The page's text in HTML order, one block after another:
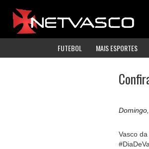
FUTEBOL MAIS ESPORTES
Vasco